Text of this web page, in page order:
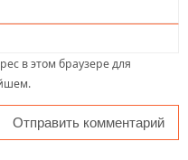
в этом браузере для